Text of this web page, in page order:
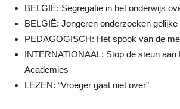
BELGIË: Segregatie in het onderwijs
BELGIË: Jongeren onderzoeken
PEDAGOGISCH: Het spook van de
INTERNATIONAAL: Stop de steun aan
Academies
LEZEN: “Vroeger gaat niet over”